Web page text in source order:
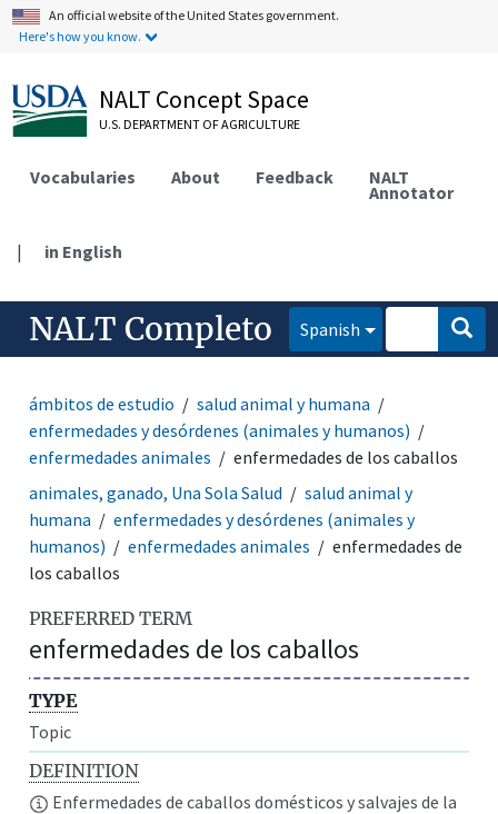
An official website of the United States government.
Here's how you know.
NALT Concept Space
U.S. DEPARTMENT OF AGRICULTURE
Vocabularies About Feedback NALT
Annotator
| in English
NALT Completo Spanish
ámbitos de estudio
salud animal y humana
enfermedades y desórdenes (animales y humanos)
enfermedades animales
enfermedades de los caballos
animales, ganado, Una Sola Salud
salud animal y
humana
enfermedades y desórdenes (animales y
humanos)
enfermedades animales
enfermedades de
los caballos
PREFERRED TERM
enfermedades de los caballos
TYPE
Topic
DEFINITION
Enfermedades de caballos domésticos y salvajes de la